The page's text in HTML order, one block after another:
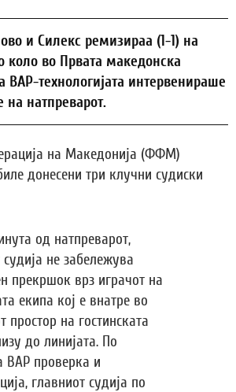
и Силекс ремизираа (1-1) на
коло во Првата македонска
ВАР-технологијата интервенираше
на натпреварот.
на Македонија (ФФМ)
донесени три клучни судиски
од натпреварот,
судија не забележува
прекршок врз играчот на
екипа кој е внатре во
простор на гостинската
до линијата. По
ВАР проверка и
главниот судија по